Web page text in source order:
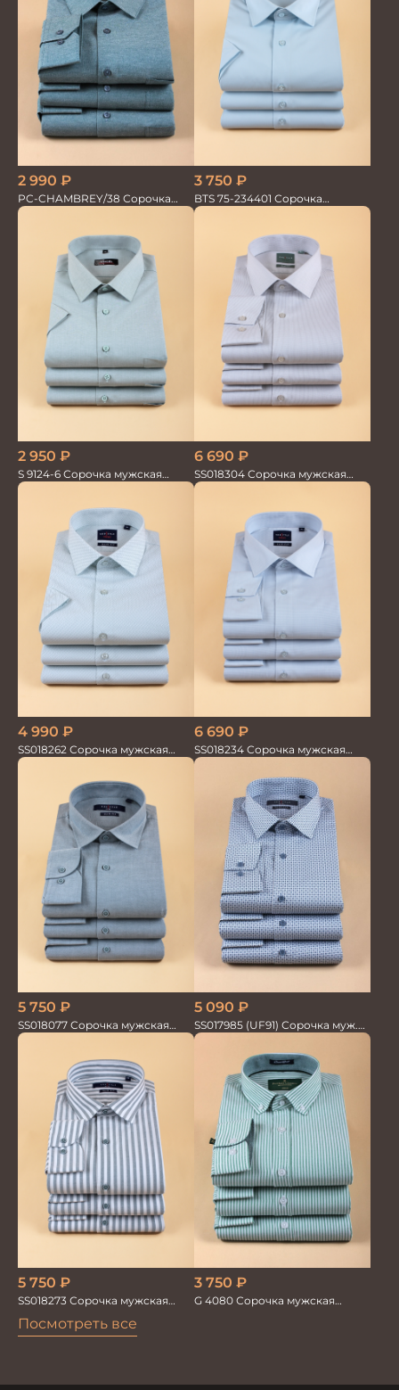
Посмотреть все
2 990 ₽
PC-CHAMBREY/38 Сорочка
мужская
3 750 ₽
BTS 75-234401 Сорочка
мужская кор.рукав ментол
2 950 ₽
S 9124-6 Сорочка мужская
короткий рукав
6 690 ₽
SS018304 Сорочка мужская
GROSTYLE ECO WAY
4 990 ₽
SS018262 Сорочка мужская
кор.рукав GROSTYLE TRENDY
6 690 ₽
SS018234 Сорочка мужская
GROSTYLE TRENDY
5 750 ₽
SS018077 Сорочка мужская
GROSTYLE PRIME
5 090 ₽
SS017985 (UF91) Сорочка муж.
GROSTYLE
5 750 ₽
SS018273 Сорочка мужская
3 750 ₽
G 4080 Сорочка мужская